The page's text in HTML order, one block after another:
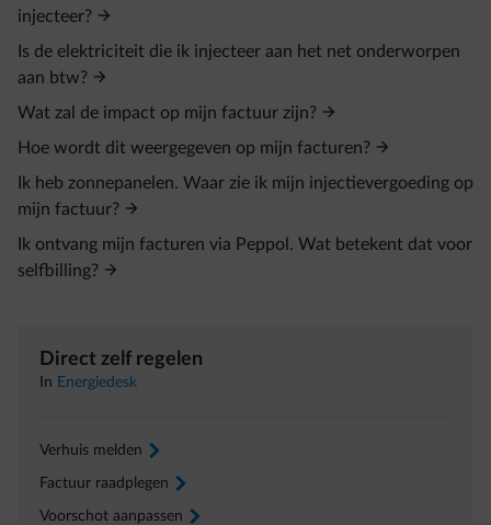
injecteer?
Is de elektriciteit die ik injecteer aan het net onderworpen
aan btw?
Wat zal de impact op mijn factuur zijn?
Hoe wordt dit weergegeven op mijn facturen?
Ik heb zonnepanelen. Waar zie ik mijn injectievergoeding op
mijn factuur?
Ik ontvang mijn facturen via Peppol. Wat betekent dat voor
selfbilling?
Direct zelf regelen
In Energiedesk
Verhuis melden arrow-right
Factuur raadplegen arrow-right
Voorschot aanpassen arrow-right